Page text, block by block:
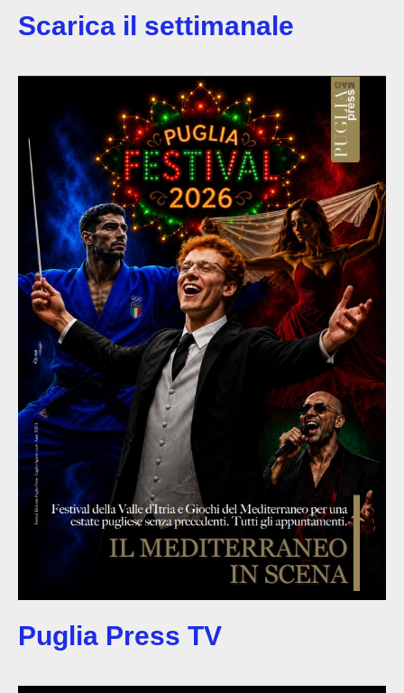
Scarica il settimanale
Puglia Press TV